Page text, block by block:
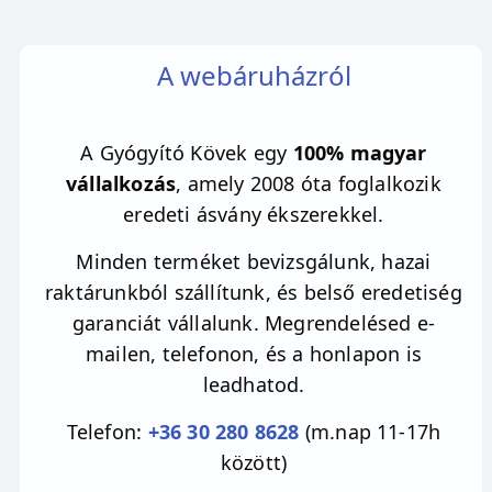
gyakorlását, a negatív energiák távol tartását,
gömb forma a tökéletesség jelképét
szimbolizálja.
Több termékes készlet és eredeti ásvány
lévén a medálok irizáló mintája változatos,
napfényél, vagy erős lámpafény alatt forgatva
mindegyik medálnak garantáltan van
valamilyen színű csillogása.
A webáruházról
A Gyógyító Kövek egy 100% magyar
vállalkozás, amely 2008 óta foglalkozik
eredeti ásvány ékszerekkel.
Minden terméket bevizsgálunk, hazai
raktárunkból szállítunk, és belső eredetiség
garanciát vállalunk. Megrendelésed e-
mailen, telefonon, és a honlapon is
leadhatod.
Telefon: +36 30 280 8628 (m.nap 11-17h
között)